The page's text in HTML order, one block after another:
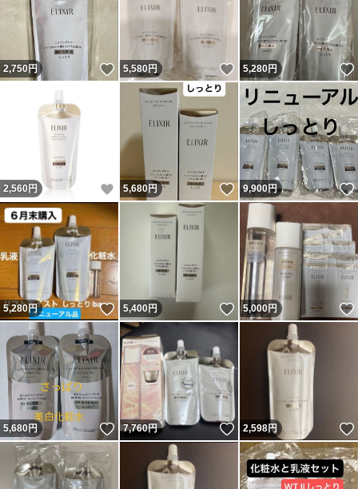
2,750円 いいね！
5,580円 いいね！
5,280円
2,560 円 いいね！
5,680円 いいね！
9,900円
5,280円 いいね！
5,400円 いいね！
5,000円
5,680円 いいね！
7,760円 いいね！
2,598円